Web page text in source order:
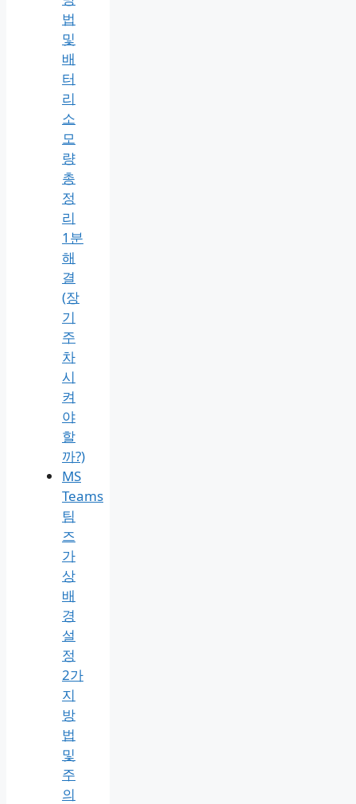
법
및
배
터
리
소
모
량
총
정
리
1분
해
결
(장
기
주
차
시
켜
야
할
까?)
MS
Teams
팀
즈
가
상
배
경
설
정
2가
지
방
법
및
주
의